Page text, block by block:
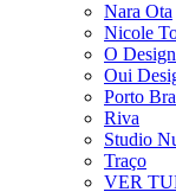
Nara Ota
Nicole
O
Oui
Porto
Riva
Studio
Traço
VER